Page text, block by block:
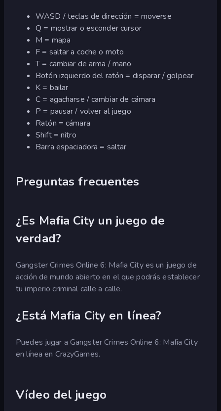
WASD / teclas de dirección = moverse
Q = mostrar o esconder cursor
M = mapa
F = saltar a coche o moto
T = cambiar de arma / mano
Botón izquierdo del ratón = disparar / golpear
K = bailar
C = agacharse / cambiar de cámara
P = pausar / volver al juego
Ratón = cámara
Shift = nitro
Barra espaciadora = saltar
Preguntas frecuentes
¿Es Mafia City un juego de
verdad?
Gangster Crimes Online 6: Mafia City es un juego de
acción de mundo abierto en el que podrás establecer
tu imperio criminal calle a calle.
¿Está Mafia City en línea?
Puedes jugar a Gangster Crimes Online 6: Mafia City
en línea en CrazyGames.
Vídeo del juego